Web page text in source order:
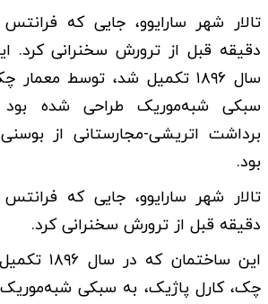
تالار شهر سارایوو، جایی که فرانتس
دقیقه قبل از ترورش سخنرانی کرد.
سال ۱۸۹۶ تکمیل شد، توسط
سبکی شبه‌موریک طراحی شده
برداشت اتریشی-مجارستانی از
بود.
تالار شهر سارایوو، جایی که فرانتس
دقیقه قبل از ترورش سخنرانی کرد.
این ساختمان
چک، کارل پاژیک، به سبکی